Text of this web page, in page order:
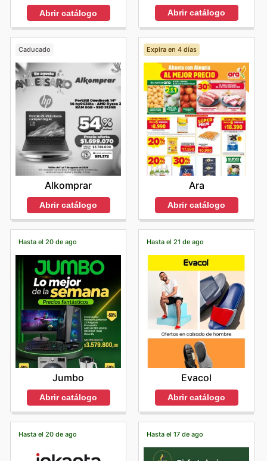
Abrir catálogo Abrir catálogo
Caducado
Alkomprar
Abrir catálogo
Expira en 4 días
Ara
Abrir catálogo
Hasta el 20 de ago
Jumbo
Abrir catálogo
Hasta el 21 de ago
Evacol
Abrir catálogo
Hasta el 20 de ago Hasta el 17 de ago